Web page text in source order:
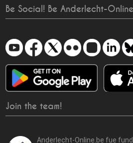
Be Social! Be Anderlecht-
Join the team!
Anderlecht-Online.be fue